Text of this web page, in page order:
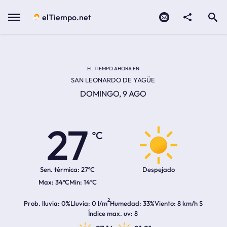
Menu elTiempo.net
EL TIEMPO AHORA EN
SAN LEONARDO DE YAGÜE
DOMINGO, 9 AGO
27
ºC
Sen. térmica: 27ºC
34ºC 14ºC
Despejado
Prob. lluvia 0%Lluvia 0 l/m2Humedad 33%Viento 8 km/h S
Índice max. uv 8